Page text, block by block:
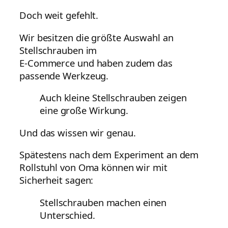
Doch weit gefehlt.
Wir besitzen die größte Auswahl an
Stellschrauben im
E-Commerce und haben zudem das
passende Werkzeug.
Auch kleine Stellschrauben zeigen
eine große Wirkung.
Und das wissen wir genau.
Spätestens nach dem Experiment an dem
Rollstuhl von Oma können wir mit
Sicherheit sagen:
Stellschrauben machen einen
Unterschied.